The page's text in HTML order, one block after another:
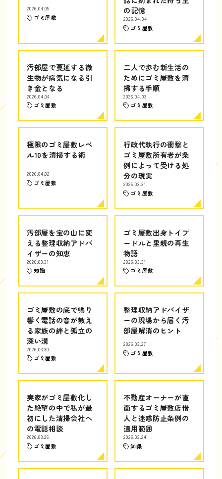
2026.04.05
ゴミ屋敷
の記憶
2026.04.04
ゴミ屋敷
汚部屋で蔓延する微
生物が病気になる引
き金となる
2026.04.04
ゴミ屋敷
二人で歩む新生活の
ためにゴミ屋敷を清
掃する手順
2026.04.03
ゴミ屋敷
極限のゴミ屋敷レベ
ル10を清掃する術
2026.04.02
ゴミ屋敷
行政代執行の衝撃と
ゴミ屋敷所有者が条
例によって受ける処
分の現実
2026.03.31
ゴミ屋敷
汚部屋を宝の山に変
える整理収納アドバ
イザーの知恵
2026.03.31
知識
ゴミ屋敷出身トイプ
ードルと里親の再生
物語
2026.03.31
ゴミ屋敷
ゴミ屋敷の底で鳴り
響く電話の音が教え
る家族の絆と孤立の
深い溝
2026.03.30
ゴミ屋敷
整理収納アドバイザ
ーの現場から届く汚
部屋解消のヒント
2026.03.27
ゴミ屋敷
実家がゴミ屋敷化し
た絶望の中で私が最
初にした清掃会社へ
の電話相談
2026.03.26
ゴミ屋敷
不動産オーナーが直
面するゴミ屋敷店借
人と迷惑防止条例の
適用範囲
2026.03.24
知識